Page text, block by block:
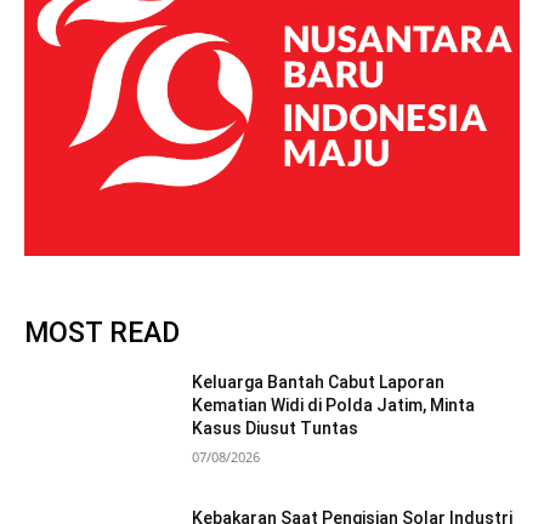
MOST READ
Keluarga Bantah Cabut Laporan
Kematian Widi di Polda Jatim, Minta
Kasus Diusut Tuntas
07/08/2026
Kebakaran Saat Pengisian Solar Industri